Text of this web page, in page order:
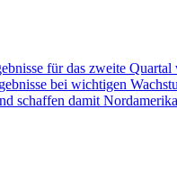
für das zweite
bei wichtigen
schaffen damit